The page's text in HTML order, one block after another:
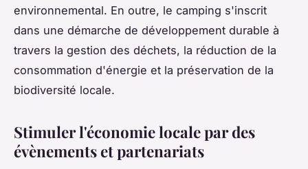
environnemental. En outre, le camping s'inscrit
dans une démarche de développement durable à
travers la gestion des déchets, la réduction de la
consommation d'énergie et la préservation de la
biodiversité locale.
Stimuler l'économie locale par des
évènements et partenariats